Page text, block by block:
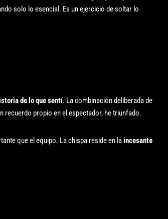
solo lo esencial. Es un ejercicio de soltar lo
de lo que sentí. La combinación deliberada de
recuerdo propio en el espectador, he triunfado.
que el equipo. La chispa reside en laincesante